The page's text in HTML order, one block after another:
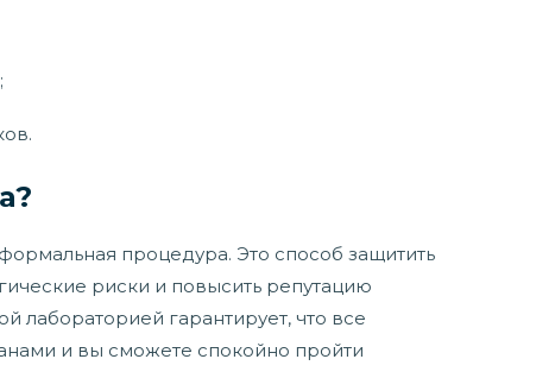
процедура. Это способ защитить
риски и повысить репутацию
лабораторией гарантирует, что все
и вы сможете спокойно пройти